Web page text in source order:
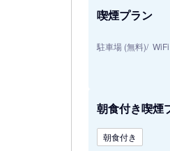
喫煙プラン
駐車場 (無料)
朝食付き喫煙
朝食付き